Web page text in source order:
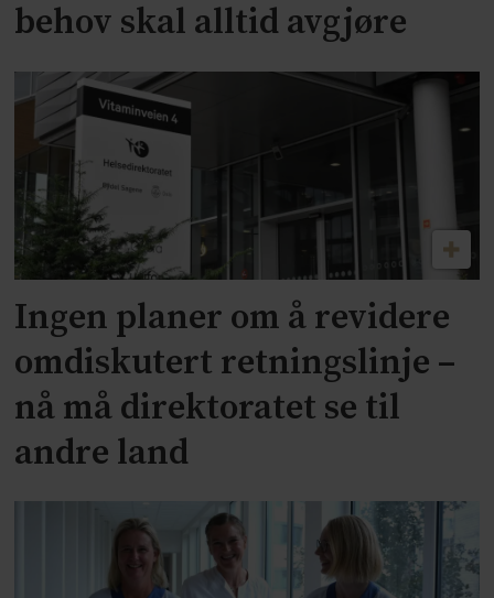
behov skal alltid avgjøre
Ingen planer om å revidere
omdiskutert retningslinje –
nå må direktoratet se til
andre land